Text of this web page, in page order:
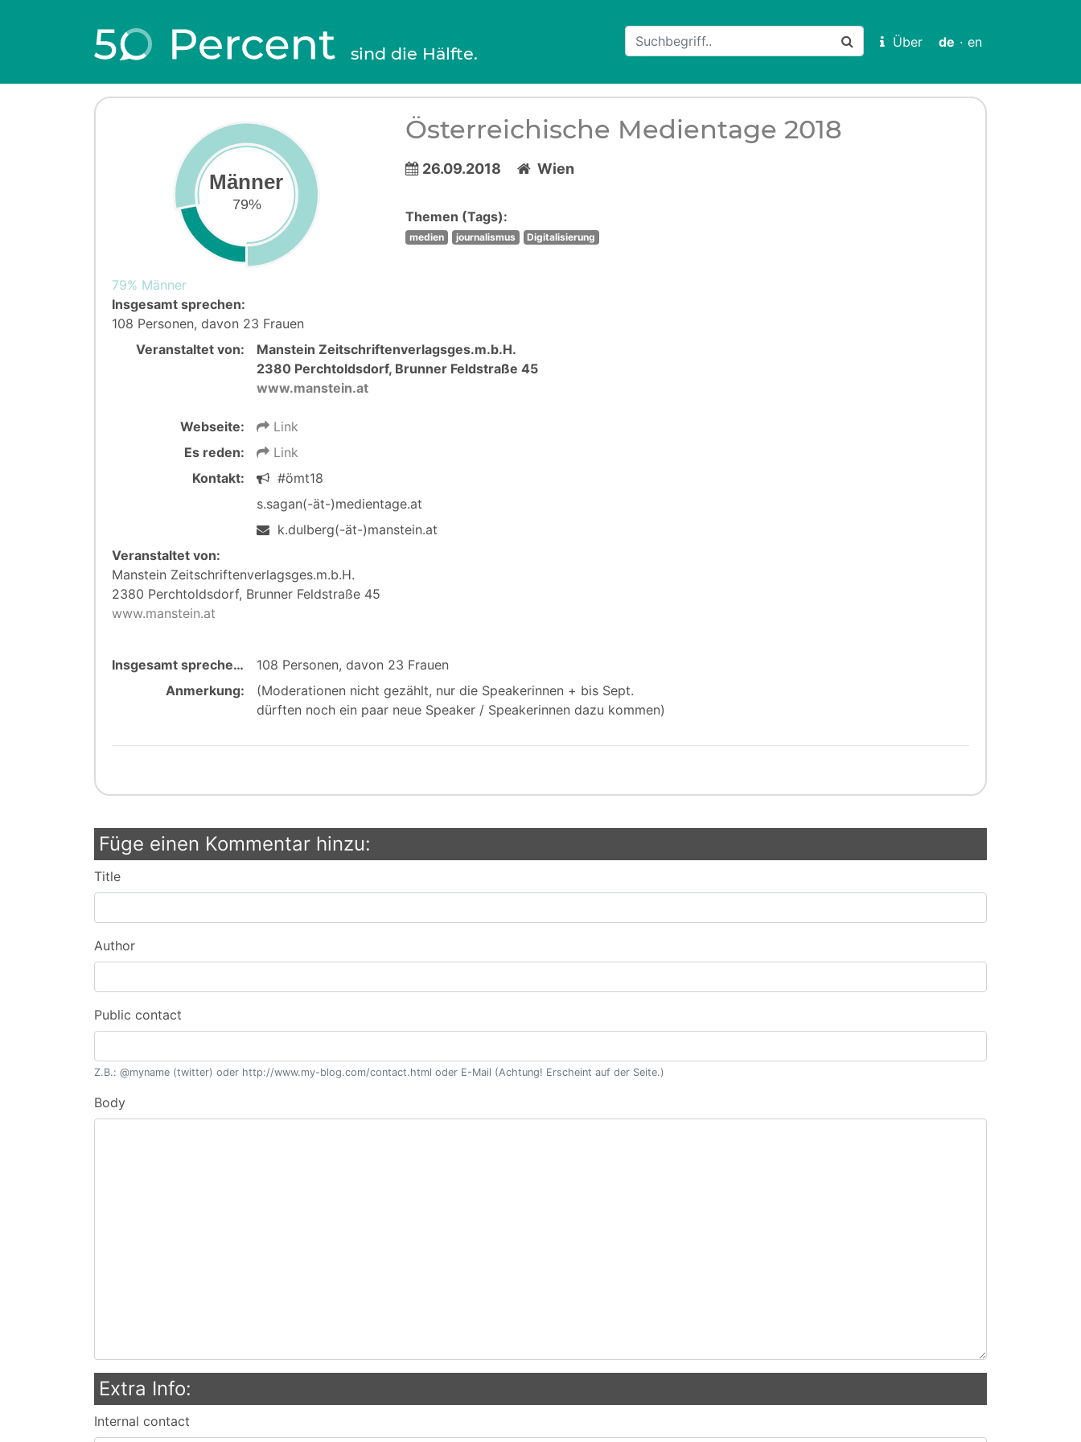
sind die Hälfte.
Über de · en
Männer
79%
79% Männer
Insgesamt sprechen:
108 Personen, davon 23 Frauen
Österreichische Medientage 2018
26.09.2018 Wien
Themen (Tags):
medien journalismus Digitalisierung
Veranstaltet von:
Manstein Zeitschriftenverlagsges.m.b.H.
2380 Perchtoldsdorf, Brunner Feldstraße 45
www.manstein.at
Webseite:
Link
Es reden:
Link
Kontakt:
#ömt18
s.sagan(-ät-)medientage.at
k.dulberg(-ät-)manstein.at
Veranstaltet von:
Manstein Zeitschriftenverlagsges.m.b.H.
2380 Perchtoldsdorf, Brunner Feldstraße 45
www.manstein.at
Insgesamt sprechen:
108 Personen, davon 23 Frauen
Anmerkung:
(Moderationen nicht gezählt, nur die Speakerinnen + bis Sept.
dürften noch ein paar neue Speaker / Speakerinnen dazu kommen)
Füge einen Kommentar hinzu:
Title
Author
Public contact
Z.B.: @myname (twitter) oder http://www.my-blog.com/contact.html oder E-Mail (Achtung! Erscheint auf der Seite.)
Body
Extra Info:
Internal contact